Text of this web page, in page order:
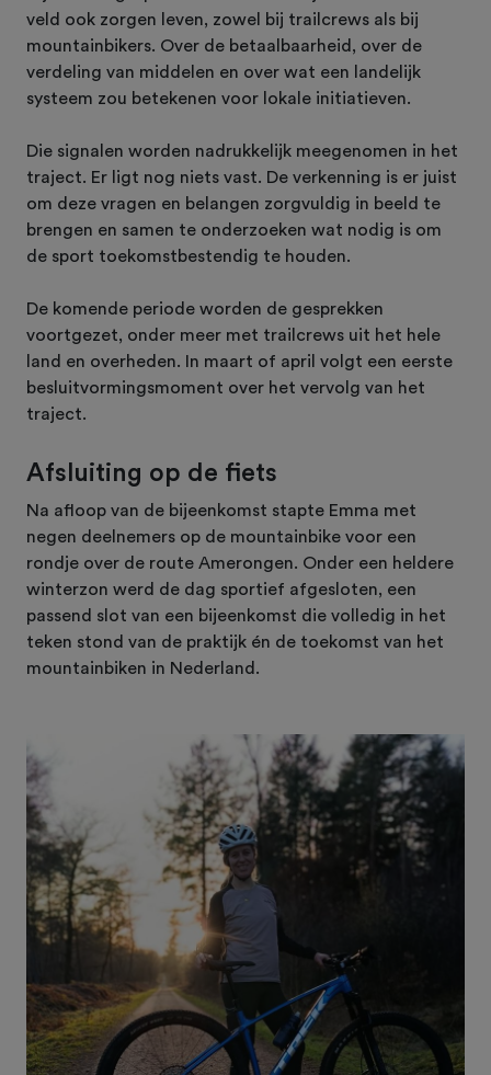
veld ook zorgen leven, zowel bij trailcrews als bij
mountainbikers. Over de betaalbaarheid, over de
verdeling van middelen en over wat een landelijk
systeem zou betekenen voor lokale initiatieven.
Die signalen worden nadrukkelijk meegenomen in het
traject. Er ligt nog niets vast. De verkenning is er juist
om deze vragen en belangen zorgvuldig in beeld te
brengen en samen te onderzoeken wat nodig is om
de sport toekomstbestendig te houden.
De komende periode worden de gesprekken
voortgezet, onder meer met trailcrews uit het hele
land en overheden. In maart of april volgt een eerste
besluitvormingsmoment over het vervolg van het
traject.
Afsluiting op de fiets
Na afloop van de bijeenkomst stapte Emma met
negen deelnemers op de mountainbike voor een
rondje over de route Amerongen. Onder een heldere
winterzon werd de dag sportief afgesloten, een
passend slot van een bijeenkomst die volledig in het
teken stond van de praktijk én de toekomst van het
mountainbiken in Nederland.